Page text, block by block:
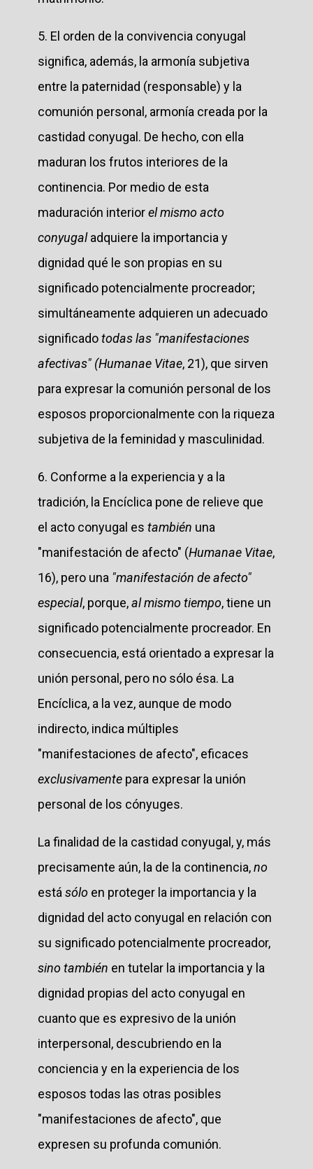
5. El orden de la convivencia conyugal
significa, además, la armonía subjetiva
entre la paternidad (responsable) y la
comunión personal, armonía creada por la
castidad conyugal. De hecho, con ella
maduran los frutos interiores de la
continencia. Por medio de esta
maduración interiorel mismo acto
conyugaladquiere la importancia y
dignidad qué le son propias en su
significado potencialmente procreador;
simultáneamente adquieren un adecuado
significadotodas las "manifestaciones
afectivas" (Humanae Vitae, 21), que sirven
para expresar la comunión personal de los
esposos proporcionalmente con la riqueza
subjetiva de la feminidad y masculinidad.
6. Conforme a la experiencia y a la
tradición, la Encíclica pone de relieve que
el acto conyugal es también una
"manifestación de afecto" (Humanae Vitae,
16), pero una "manifestación de afecto"
especial, porque,al mismo tiempo, tiene un
significado potencialmente procreador. En
consecuencia, está orientado a expresar la
unión personal, pero no sólo ésa. La
Encíclica, a la vez, aunque de modo
indirecto, indica múltiples
"manifestaciones de afecto", eficaces
exclusivamente para expresar la unión
personal de los cónyuges.
La finalidad de la castidad conyugal, y, más
precisamente aún, la de la continencia,no
está sólo en proteger la importancia y la
dignidad del acto conyugal en relación con
su significado potencialmente procreador,
sino también en tutelar la importancia y la
dignidad propias del acto conyugal en
cuanto que es expresivo de la unión
interpersonal, descubriendo en la
conciencia y en la experiencia de los
esposos todas las otras posibles
"manifestaciones de afecto", que
expresen su profunda comunión.